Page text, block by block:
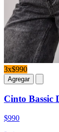
3x$990
Agregar
Cinto Bassic
$990